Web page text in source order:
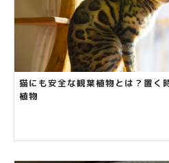
猫にも安全な観葉植物とは？置く
植物